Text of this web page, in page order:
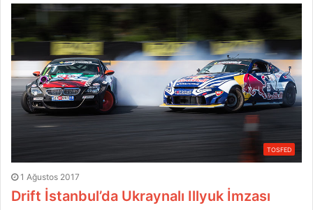
TOSFED
1 Ağustos 2017
Drift İstanbul’da Ukraynalı Illyuk İmzası